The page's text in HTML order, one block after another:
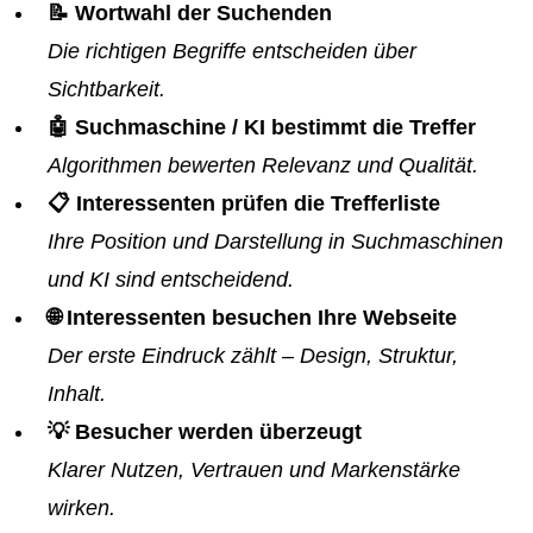
📝 Wortwahl der Suchenden
Die richtigen Begriffe entscheiden über
Sichtbarkeit.
🤖 Suchmaschine / KI bestimmt die Treffer
Algorithmen bewerten Relevanz und Qualität.
📋 Interessenten prüfen die Trefferliste
Ihre Position und Darstellung in Suchmaschinen
und KI sind entscheidend.
🌐 Interessenten besuchen Ihre Webseite
Der erste Eindruck zählt – Design, Struktur,
Inhalt.
💡 Besucher werden überzeugt
Klarer Nutzen, Vertrauen und Markenstärke
wirken.